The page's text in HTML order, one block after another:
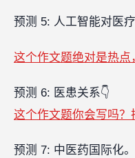
预测 5: 人工智能对医
这个作文题绝对是热点
预测 6: 医患关系👇
这个作文题你会写吗？
预测 7: 中医药国际化。